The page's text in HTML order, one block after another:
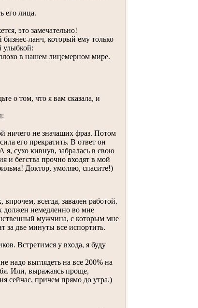
его лица.
это замечательно!
ланч, который ему только
улыбкой:
в нашем лицемерном мире.
о том, что я вам сказала, и
ничего не значащих фраз. Потом
его прекратить. В ответ он
я, сухо кивнув, забралась в свою
и бегства прочно входят в мой
Доктор, умоляю, спасите!)
всегда, завален работой.
должен немедленно во мне
мужчина, с которым мне
за две минуты все испортить.
Встретимся у входа, я буду
надо выглядеть на все 200% на
Или, выражаясь проще,
сейчас, причем прямо до утра.)